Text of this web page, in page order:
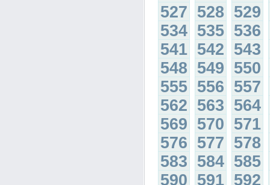
527 528 529
534 535 536
541 542 543
548 549 550
555 556 557
562 563 564
569 570 571
576 577 578
583 584 585
590 591 592